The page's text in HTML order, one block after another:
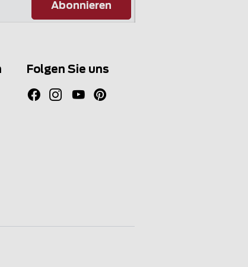
Abonnieren
Folgen Sie uns